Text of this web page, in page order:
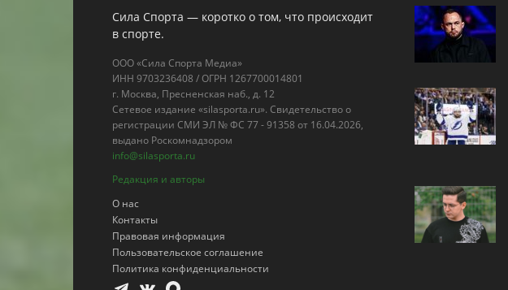
Сила Спорта — коротко о том, что происходит
в спорте.
ООО «Сила Спорта Медиа»
ИНН 9703236408 / ОГРН 1267700014801
г. Москва, Пресненская наб., д. 12
Сетевое издание «silasporta.ru». Свидетельство о
регистрации СМИ ЭЛ № ФС 77 - 91358 от 16.04.2026,
выдано Роскомнадзором
info@silasporta.ru
Редакция и авторы
О нас
Контакты
Правовая информация
Пользовательское соглашение
Политика конфиденциальности